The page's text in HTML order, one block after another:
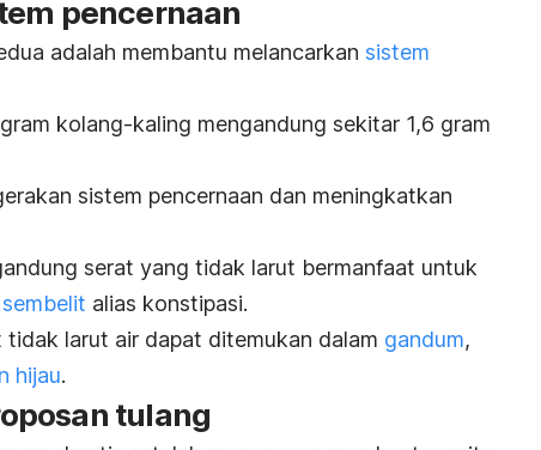
pencernaan
adalah membantu melancarkan sistem
kolang-kaling mengandung sekitar 1,6 gram
sistem pencernaan dan meningkatkan
serat yang tidak larut bermanfaat untuk
sembelit alias konstipasi.
larut air dapat ditemukan dalam gandum,
hijau.
tulang